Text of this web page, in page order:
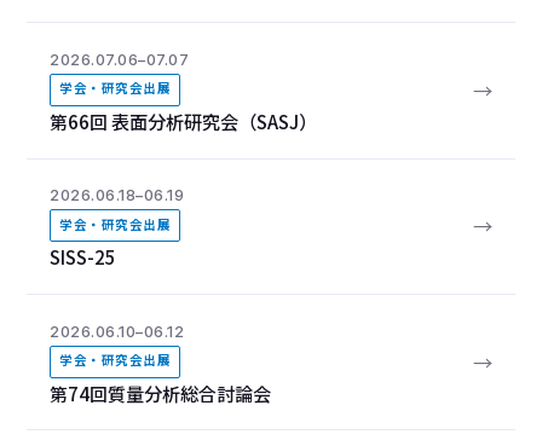
2026.07.06–07.07
学会・研究会出展
第66回 表面分析研究会（SASJ）
→
2026.06.18–06.19
学会・研究会出展
SISS-25
→
2026.06.10–06.12
学会・研究会出展
第74回質量分析総合討論会
→